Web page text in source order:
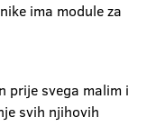
ima module za
prije svega malim i
svih njihovih